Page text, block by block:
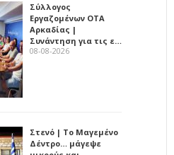
Σύλλογος
Εργαζομένων ΟΤΑ
Αρκαδίας |
Συνάντηση για τις ε…
08-08-2026
Στενό | Το Μαγεμένο
Δέντρο… μάγεψε